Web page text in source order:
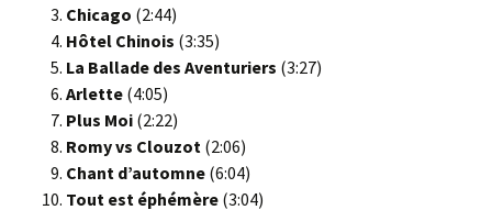
Chicago (2:44)
Hôtel Chinois (3:35)
La Ballade des Aventuriers (3:27)
Arlette (4:05)
Plus Moi (2:22)
Romy vs Clouzot (2:06)
Chant d’automne (6:04)
Tout est éphémère (3:04)